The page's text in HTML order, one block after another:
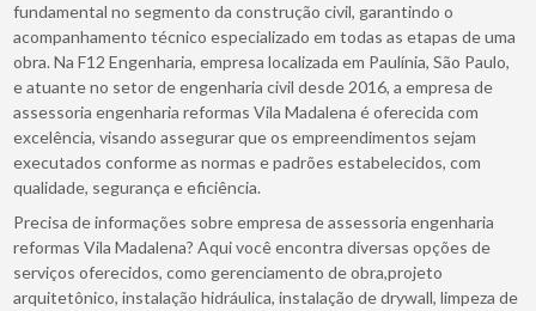
fundamental no segmento da construção civil, garantindo o
acompanhamento técnico especializado em todas as etapas de uma
obra. Na F12 Engenharia, empresa localizada em Paulínia, São Paulo,
e atuante no setor de engenharia civil desde 2016, a empresa de
assessoria engenharia reformas Vila Madalena é oferecida com
excelência, visando assegurar que os empreendimentos sejam
executados conforme as normas e padrões estabelecidos, com
qualidade, segurança e eficiência.
Precisa de informações sobre empresa de assessoria engenharia
reformas Vila Madalena? Aqui você encontra diversas opções de
serviços oferecidos, como gerenciamento de obra,projeto
arquitetônico, instalação hidráulica, instalação de drywall, limpeza de